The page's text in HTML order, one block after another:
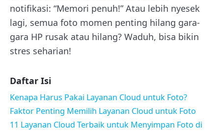
notifikasi: “Memori penuh!” Atau lebih nyesek
lagi, semua foto momen penting hilang gara-
gara HP rusak atau hilang? Waduh, bisa bikin
stres seharian!
Daftar Isi
Kenapa Harus Pakai Layanan Cloud untuk Foto?
Faktor Penting Memilih Layanan Cloud untuk Foto
11 Layanan Cloud Terbaik untuk Menyimpan Foto di